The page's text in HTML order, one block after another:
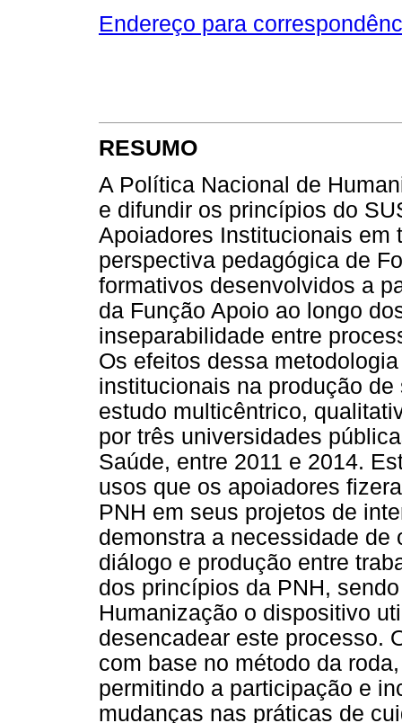
Endereço para
RESUMO
A Política Nacional de
e difundir os princípios do
Apoiadores Institucionais em
perspectiva pedagógica de
formativos desenvolvidos a
da Função Apoio ao longo
inseparabilidade entre
Os efeitos dessa
institucionais na produção
estudo multicêntrico,
por três universidades
Saúde, entre 2011 e 2014.
usos que os apoiadores
PNH em seus projetos de
demonstra a necessidade de
diálogo e produção entre
dos princípios da PNH,
Humanização o dispositivo
desencadear este processo.
com base no método da
permitindo a participação e
mudanças nas práticas de